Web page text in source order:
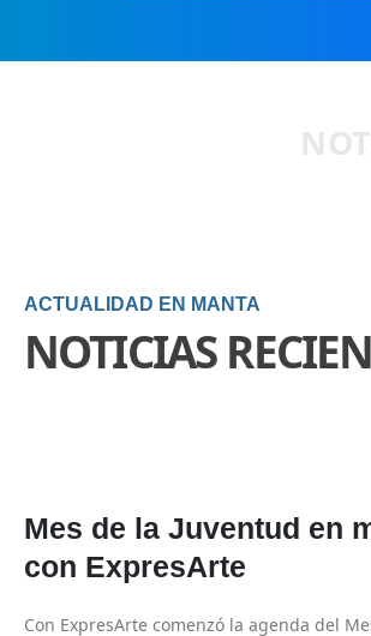
ACTUALIDAD EN MANTA
NOTICIAS
Mes de la Juventud en
con ExpresArte
Con ExpresArte comenzó la agenda del